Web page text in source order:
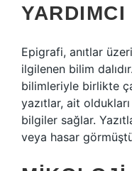
Epigrafi, anıtlar
ilgilenen bilim
bilimleriyle birlikte
yazıtlar, ait
bilgiler sağlar.
veya hasar